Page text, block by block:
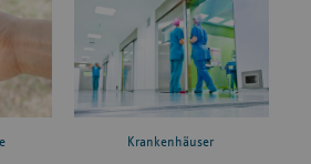
Krankenhäuser